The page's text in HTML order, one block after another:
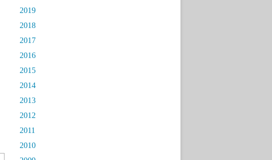
2019
2018
2017
2016
2015
2014
2013
2012
2011
2010